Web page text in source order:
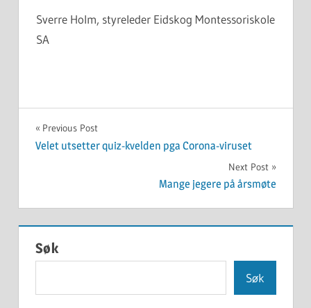
Sverre Holm, styreleder Eidskog Montessoriskole
SA
UKATEGORISERT
Innleggsnavigasjon
Previous Post
Velet utsetter quiz-kvelden pga Corona-viruset
Next Post
Mange jegere på årsmøte
Søk
Søk